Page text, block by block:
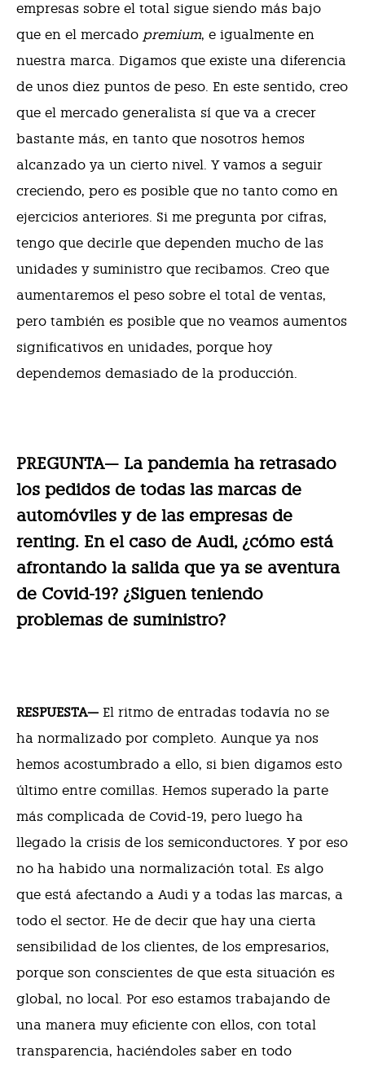
empresas sobre el total sigue siendo más bajo
que en el mercado premium, e igualmente en
nuestra marca. Digamos que existe una diferencia
de unos diez puntos de peso. En este sentido, creo
que el mercado generalista sí que va a crecer
bastante más, en tanto que nosotros hemos
alcanzado ya un cierto nivel. Y vamos a seguir
creciendo, pero es posible que no tanto como en
ejercicios anteriores. Si me pregunta por cifras,
tengo que decirle que dependen mucho de las
unidades y suministro que recibamos. Creo que
aumentaremos el peso sobre el total de ventas,
pero también es posible que no veamos aumentos
significativos en unidades, porque hoy
dependemos demasiado de la producción.
PREGUNTA— La pandemia ha retrasado
los pedidos de todas las marcas de
automóviles y de las empresas de
renting. En el caso de Audi, ¿cómo está
afrontando la salida que ya se aventura
de Covid-19? ¿Siguen teniendo
problemas de suministro?
RESPUESTA— El ritmo de entradas todavía no se
ha normalizado por completo. Aunque ya nos
hemos acostumbrado a ello, si bien digamos esto
último entre comillas. Hemos superado la parte
más complicada de Covid-19, pero luego ha
llegado la crisis de los semiconductores. Y por eso
no ha habido una normalización total. Es algo
que está afectando a Audi y a todas las marcas, a
todo el sector. He de decir que hay una cierta
sensibilidad de los clientes, de los empresarios,
porque son conscientes de que esta situación es
global, no local. Por eso estamos trabajando de
una manera muy eficiente con ellos, con total
transparencia, haciéndoles saber en todo